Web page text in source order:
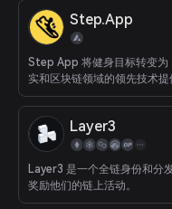
Español (Argentina)
Step.App
Step App 将健身目标转变为
实和区块链领域的领先技术提
Layer3
Layer3 是一个全链身份和分
奖励他们的链上活动。